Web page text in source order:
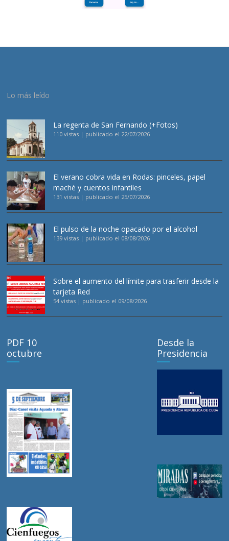
Lo más leído
La regenta de San Fernando (+Fotos)
110 vistas | publicado el 22/07/2026
El verano cobra vida en Rodas: pinceles, papel
maché y cuentos infantiles
131 vistas | publicado el 25/07/2026
El pulso de la noche opacado por el alcohol
139 vistas | publicado el 08/08/2026
Sobre el aumento del límite para trasferir desde la
tarjeta Red
54 vistas | publicado el 09/08/2026
PDF 10
octubre
Desde la
Presidencia